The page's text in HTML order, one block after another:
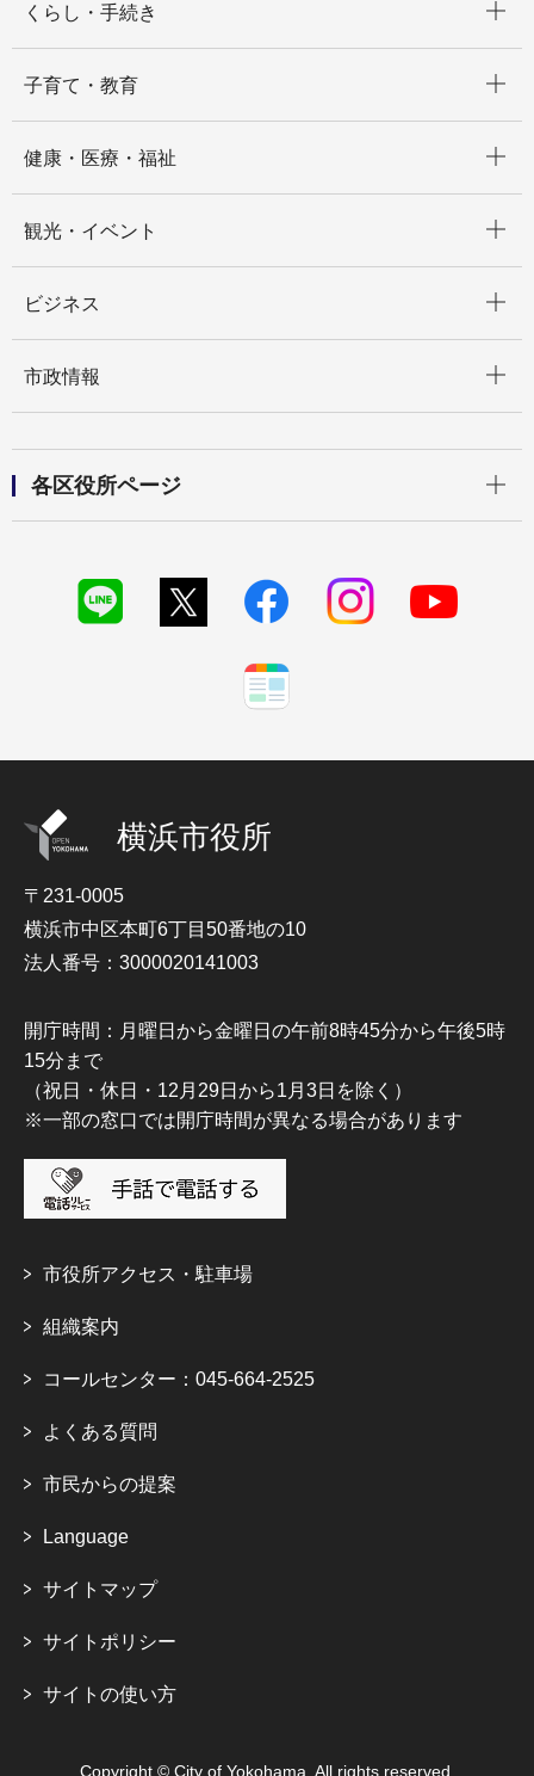
くらし・手続き
子育て・教育
健康・医療・福祉
観光・イベント
ビジネス
市政情報
各区役所ページ
横浜市役所
〒231-0005
横浜市中区本町6丁目50番地の10
法人番号：3000020141003
開庁時間：月曜日から金曜日の午前8時45分から午後5時
15分まで
（祝日・休日・12月29日から1月3日を除く）
※一部の窓口では開庁時間が異なる場合があります
市役所アクセス・駐車場
組織案内
コールセンター：045-664-2525
よくある質問
市民からの提案
Language
サイトマップ
サイトポリシー
サイトの使い方
Copyright © City of Yokohama. All rights reserved.